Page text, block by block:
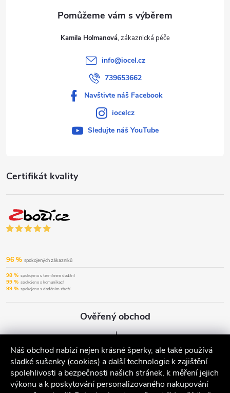
Náš obchod nabízí nejen krásné šperky, ale také používá
sladké sušenky (cookies) a další technologie k zajištění
spolehlivosti a bezpečnosti našich stránek, k měření jejich
výkonu a k poskytování personalizovaného nakupování
Certifikát kvality
96 % spokojených zákazníků
98 % spokojeno s termínem dodání
99 % spokojeno s komunikací
99 % spokojeno s dodáním zboží
Ověřený obchod
Kamila Holmanová
info@iocel.cz
739653662
Navštivte náš Facebook
iocelcz
Sledujte náš YouTube